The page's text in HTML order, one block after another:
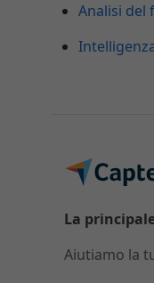
Analisi del
La
Aiutiamo la